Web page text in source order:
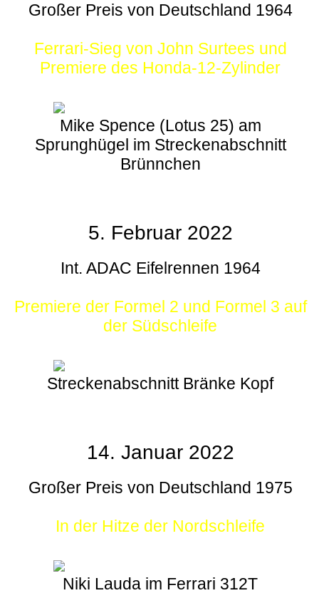
Großer Preis von Deutschland 1964
Ferrari-Sieg von John Surtees und
Premiere des Honda-12-Zylinder
Mike Spence (Lotus 25) am
Sprunghügel im Streckenabschnitt
Brünnchen
5. Februar 2022
Int. ADAC Eifelrennen 1964
Premiere der Formel 2 und Formel 3 auf
der Südschleife
Streckenabschnitt Bränke Kopf
14. Januar 2022
Großer Preis von Deutschland 1975
In der Hitze der Nordschleife
Niki Lauda im Ferrari 312T